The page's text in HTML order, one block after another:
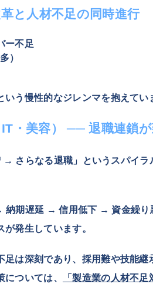
と人材不足の同時進行
ー不足
）
いう慢性的なジレンマを抱えてい
・美容） ── 退職連鎖が
さらなる退職」というスパイラ
納期遅延 → 信用低下 → 資金繰り
発生しています。
は深刻であり、採用難や技能継
ついては、
「製造業の人材不